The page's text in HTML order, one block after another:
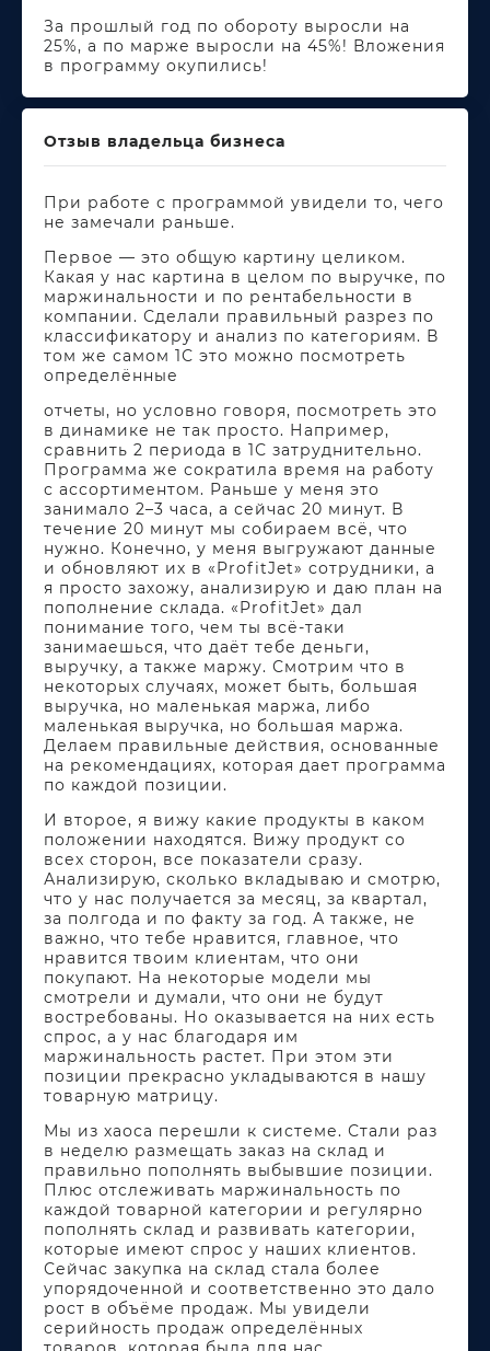
За прошлый год по обороту выросли на
25%, а по марже выросли на 45%! Вложения
в программу окупились!
Отзыв владельца бизнеса
При работе с программой увидели то, чего
не замечали раньше.
Первое — это общую картину целиком.
Какая у нас картина в целом по выручке, по
маржинальности и по рентабельности в
компании. Сделали правильный разрез по
классификатору и анализ по категориям. В
том же самом 1С это можно посмотреть
определённые
отчеты, но условно говоря, посмотреть это
в динамике не так просто. Например,
сравнить 2 периода в 1С затруднительно.
Программа же сократила время на работу
с ассортиментом. Раньше у меня это
занимало 2–3 часа, а сейчас 20 минут. В
течение 20 минут мы собираем всё, что
нужно. Конечно, у меня выгружают данные
и обновляют их в «ProfitJet» сотрудники, а
я просто захожу, анализирую и даю план на
пополнение склада. «ProfitJet» дал
понимание того, чем ты всё-таки
занимаешься, что даёт тебе деньги,
выручку, а также маржу. Смотрим что в
некоторых случаях, может быть, большая
выручка, но маленькая маржа, либо
маленькая выручка, но большая маржа.
Делаем правильные действия, основанные
на рекомендациях, которая дает программа
по каждой позиции.
И второе, я вижу какие продукты в каком
положении находятся. Вижу продукт со
всех сторон, все показатели сразу.
Анализирую, сколько вкладываю и смотрю,
что у нас получается за месяц, за квартал,
за полгода и по факту за год. А также, не
важно, что тебе нравится, главное, что
нравится твоим клиентам, что они
покупают. На некоторые модели мы
смотрели и думали, что они не будут
востребованы. Но оказывается на них есть
спрос, а у нас благодаря им
маржинальность растет. При этом эти
позиции прекрасно укладываются в нашу
товарную матрицу.
Мы из хаоса перешли к системе. Стали раз
в неделю размещать заказ на склад и
правильно пополнять выбывшие позиции.
Плюс отслеживать маржинальность по
каждой товарной категории и регулярно
пополнять склад и развивать категории,
которые имеют спрос у наших клиентов.
Сейчас закупка на склад стала более
упорядоченной и соответственно это дало
рост в объёме продаж. Мы увидели
серийность продаж определённых